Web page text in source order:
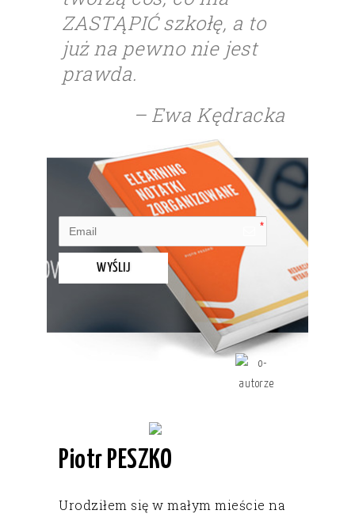
ZASTĄPIĆ szkołę, a to
już na pewno nie jest
prawda.
– Ewa Kędracka
WYŚLIJ
Piotr PESZKO
Urodziłem się w małym mieście na